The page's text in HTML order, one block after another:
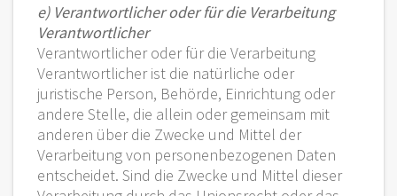
e) Verantwortlicher oder für die Verarbeitung
Verantwortlicher
Verantwortlicher oder für die Verarbeitung
Verantwortlicher ist die natürliche oder
juristische Person, Behörde, Einrichtung oder
andere Stelle, die allein oder gemeinsam mit
anderen über die Zwecke und Mittel der
Verarbeitung von personenbezogenen Daten
entscheidet. Sind die Zwecke und Mittel dieser